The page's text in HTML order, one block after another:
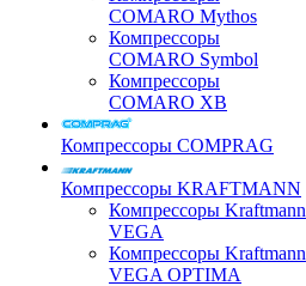
COMARO Mythos
Компрессоры
COMARO Symbol
Компрессоры
COMARO XB
Компрессоры COMPRAG
Компрессоры KRAFTMANN
Компрессоры Kraftmann
VEGA
Компрессоры Kraftmann
VEGA OPTIMA